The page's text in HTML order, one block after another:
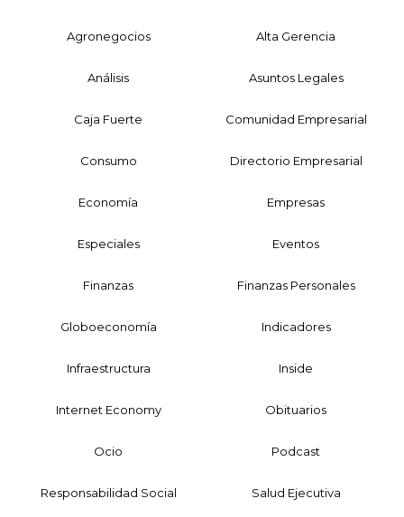
Agronegocios Alta Gerencia
Análisis Asuntos Legales
Caja Fuerte Comunidad Empresarial
Consumo Directorio Empresarial
Economía Empresas
Especiales Eventos
Finanzas Finanzas Personales
Globoeconomía Indicadores
Infraestructura Inside
Internet Economy Obituarios
Ocio Podcast
Responsabilidad Social Salud Ejecutiva